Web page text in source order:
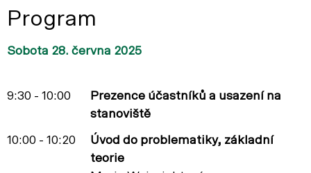
Program
Sobota 28. června 2025
9:30 - 10:00
Prezence účastníků a usazení na
stanoviště
10:00 - 10:20
Úvod do problematiky, základní
teorie